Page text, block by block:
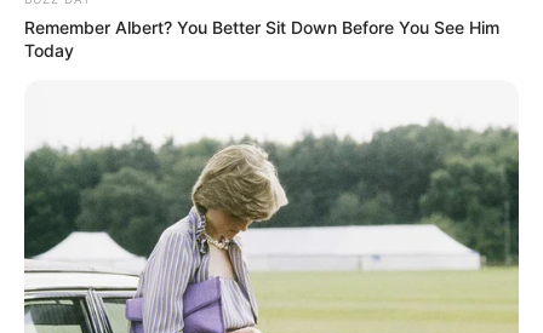
Τελευταία νέα
Χαλκίδα: Διασώθηκε 30χρονη μετά από
πτώση από την υψηλή γέφυρα –
Μεταφέρθηκε στο νοσοκομείο
Remember Albert? You Better Sit Down Before You See Him
Today